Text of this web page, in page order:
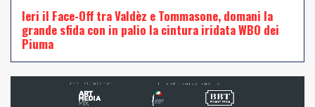
Ieri il Face-Off tra Valdèz e Tommasone, domani la
grande sfida con in palio la cintura iridata WBO dei
Piuma